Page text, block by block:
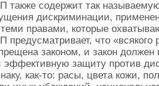
также содержит так
дискриминации,
теми правами, которые
предусматривает, что «всякого
законом, и закон должен
защиту против
как-то: расы, цвета кожи,